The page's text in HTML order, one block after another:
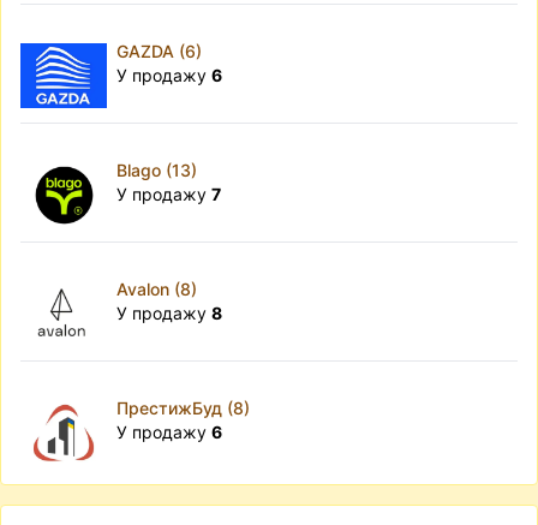
GAZDA (6)
У продажу 6
Blago (13)
У продажу 7
Avalon (8)
У продажу 8
ПрестижБуд (8)
У продажу 6